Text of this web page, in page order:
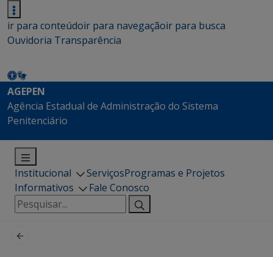
ir para conteúdoir para navegaçãoir para busca
Ouvidoria Transparência
AGEPEN
Agência Estadual de Administração do Sistema
Penitenciário
Institucional ServiçosProgramas e Projetos
Informativos
Fale Conosco
Pesquisar
por: